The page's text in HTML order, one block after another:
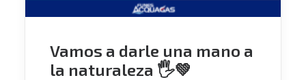
Vamos a darle una mano a
la naturaleza 🖐💚